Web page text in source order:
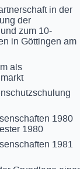
in der
der
zum 10-
in Göttingen am
als
1980
1980
1981